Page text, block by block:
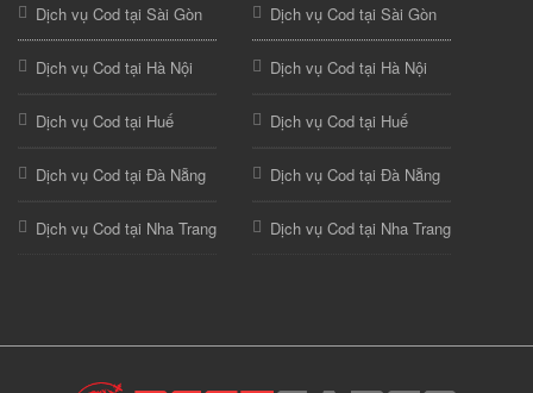
Dịch vụ Cod tại Sài Gòn
Dịch vụ Cod tại Hà Nội
Dịch vụ Cod tại Huế
Dịch vụ Cod tại Đà Nẵng
Dịch vụ Cod tại Nha Trang
Dịch vụ Cod tại Sài Gòn
Dịch vụ Cod tại Hà Nội
Dịch vụ Cod tại Huế
Dịch vụ Cod tại Đà Nẵng
Dịch vụ Cod tại Nha Trang